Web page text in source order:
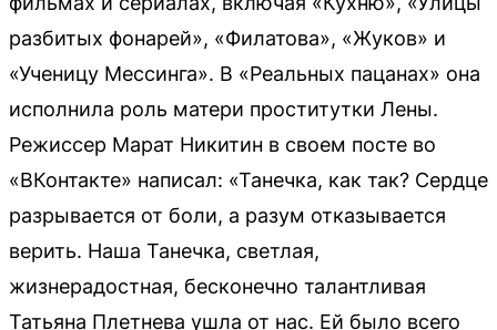
разбитых фонарей», «Филатова», «Жуков» и
«Ученицу Мессинга». В «Реальных пацанах» она
исполнила роль матери проститутки Лены.
Режиссер Марат Никитин в своем посте во
«ВКонтакте» написал: «Танечка, как так? Сердце
разрывается от боли, а разум отказывается
верить. Наша Танечка, светлая,
жизнерадостная, бесконечно талантливая
Татьяна Плетнева ушла от нас. Ей было всего